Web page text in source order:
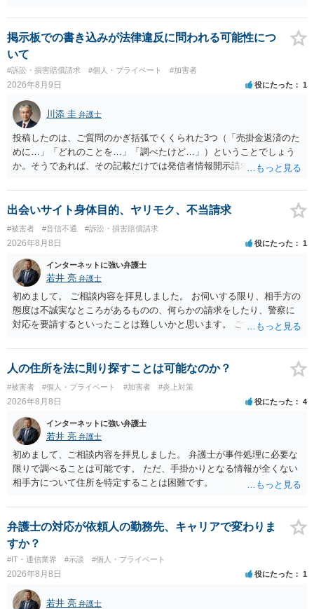
な投稿をする場合にはなおさら）。
掲示板での書き込みが法律違反に問われる可能性につ
いて
#訴訟・損害賠償請求 #個人・プライベート #加害者
2026年8月9日 役にたった 1
川添 圭 弁護士
投稿したのは、ご質問のかぎ括弧でくくられた3つ（「売掛金返済のた
めに…」「どれのことを…」「調べたけど…」）ということでしょう
か。そうであれば、その記載だけでは発信者情報開示請求が認められ
ただ、「328が名誉毀損、偽計業務妨害、侮辱罪、ストーカー等に関す
る法律違反に該当するといわれ」とのことですので、ご質問に書かれ
ていない何らかの背景事情があれば、回答は180度変わるかもしれませ
ん。公開の場で詳細を投稿することは不適当と思われますので、弁護
士へ直接相談した方がよいでしょう。
出会いサイト身体目的、ヤリモク、不当請求
#被害者 #音信不通 #訴訟・損害賠償請求
2026年8月8日 役にたった 1
インターネットに強い弁護士
若井 亮 弁護士
初めまして。 ご相談内容を拝見しました。 お伺いする限り、相手方の
態度は不誠実なところがあるものの、何らかの請求をしたり、警察に
対応を要請するといったことは難しいかと思います。 ご参考になれば
人の住所を法に則り探すことは可能なのか？
#被害者 #個人・プライベート #加害者 #炎上対策
2026年8月8日 役にたった 4
インターネットに強い弁護士
若井 亮 弁護士
初めまして、ご相談内容を拝見しました。 弁護士が事件処理に必要な
限りで調べることは可能です。 ただ、手掛かりとなる情報が全くない
相手方について住所を特定することは困難です。
弁護士の対応が依頼人の勤務先、キャリアで変わりま
すか？
#IT・通信業界 #示談 #個人・プライベート
2026年8月8日 役にたった 1
若井 亮 弁護士